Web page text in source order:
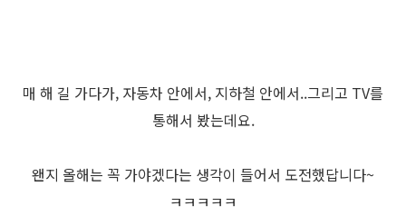
매 해 길 가다가, 자동차 안에서, 지하철 안에서..그리고 TV를
통해서 봤는데요.
왠지 올해는 꼭 가야겠다는 생각이 들어서 도전했답니다~
ㅋㅋㅋㅋㅋ